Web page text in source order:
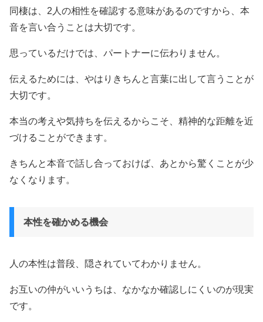
同棲は、2人の相性を確認する意味があるのですから、本
音を言い合うことは大切です。
思っているだけでは、パートナーに伝わりません。
伝えるためには、やはりきちんと言葉に出して言うことが
大切です。
本当の考えや気持ちを伝えるからこそ、精神的な距離を近
づけることができます。
きちんと本音で話し合っておけば、あとから驚くことが少
なくなります。
本性を確かめる機会
人の本性は普段、隠されていてわかりません。
お互いの仲がいいうちは、なかなか確認しにくいのが現実
です。